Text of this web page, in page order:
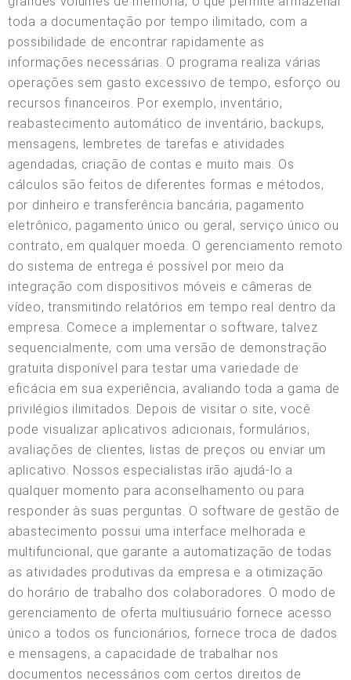
toda a documentação por tempo ilimitado, com a
possibilidade de encontrar rapidamente as
informações necessárias. O programa realiza várias
operações sem gasto excessivo de tempo, esforço ou
recursos financeiros. Por exemplo, inventário,
reabastecimento automático de inventário, backups,
mensagens, lembretes de tarefas e atividades
agendadas, criação de contas e muito mais. Os
cálculos são feitos de diferentes formas e métodos,
por dinheiro e transferência bancária, pagamento
eletrônico, pagamento único ou geral, serviço único ou
contrato, em qualquer moeda. O gerenciamento remoto
do sistema de entrega é possível por meio da
integração com dispositivos móveis e câmeras de
vídeo, transmitindo relatórios em tempo real dentro da
empresa. Comece a implementar o software, talvez
sequencialmente, com uma versão de demonstração
gratuita disponível para testar uma variedade de
eficácia em sua experiência, avaliando toda a gama de
privilégios ilimitados. Depois de visitar o site, você
pode visualizar aplicativos adicionais, formulários,
avaliações de clientes, listas de preços ou enviar um
aplicativo. Nossos especialistas irão ajudá-lo a
qualquer momento para aconselhamento ou para
responder às suas perguntas. O software de gestão de
abastecimento possui uma interface melhorada e
multifuncional, que garante a automatização de todas
as atividades produtivas da empresa e a otimização
do horário de trabalho dos colaboradores. O modo de
gerenciamento de oferta multiusuário fornece acesso
único a todos os funcionários, fornece troca de dados
e mensagens, a capacidade de trabalhar nos
documentos necessários com certos direitos de